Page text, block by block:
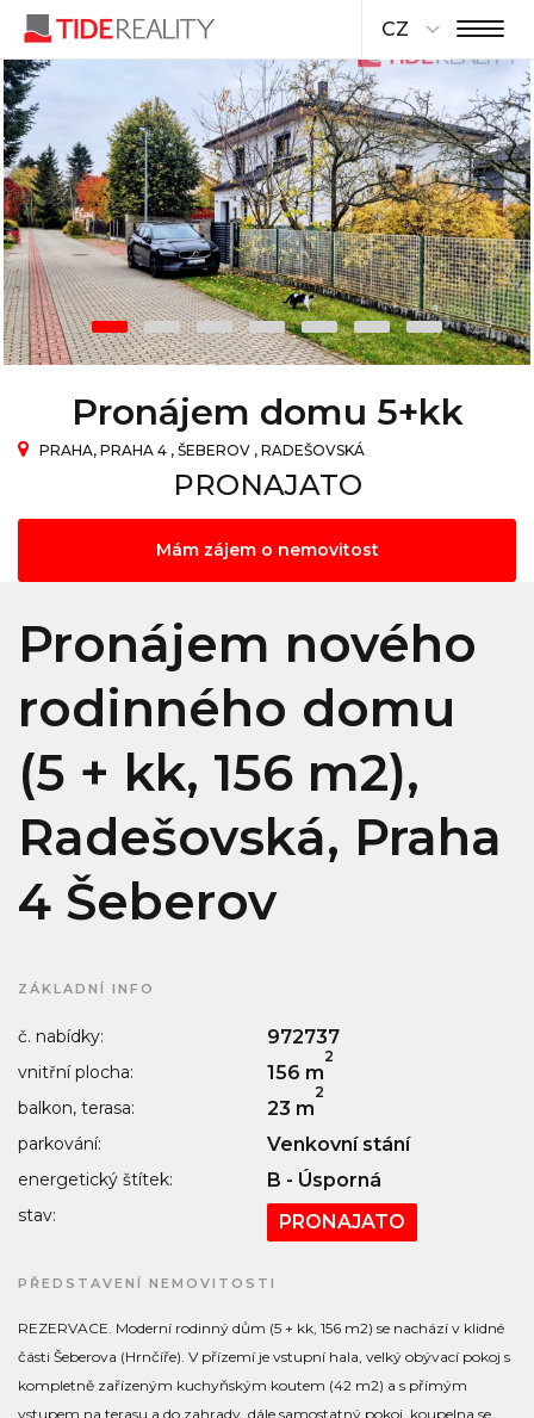
CZ
Pronájem domu 5+kk
PRAHA, PRAHA 4 , ŠEBEROV , RADEŠOVSKÁ
PRONAJATO
Mám zájem o nemovitost
Pronájem nového
rodinného domu
(5 + kk, 156 m2),
Radešovská, Praha
4 Šeberov
ZÁKLADNÍ INFO
č. nabídky: 972737
vnitřní plocha: 156 m
2
balkon, terasa: 23 m
2
parkování: Venkovní stání
energetický štítek: B - Úsporná
stav: PRONAJATO
PŘEDSTAVENÍ NEMOVITOSTI
REZERVACE. Moderní rodinný dům (5 + kk, 156 m2) se nachází v klidné
části Šeberova (Hrnčíře). V přízemí je vstupní hala, velký obývací pokoj s
kompletně zařízeným kuchyňským koutem (42 m2) a s přímým
vstupem na terasu a do zahrady, dále samostatný pokoj, koupelna se